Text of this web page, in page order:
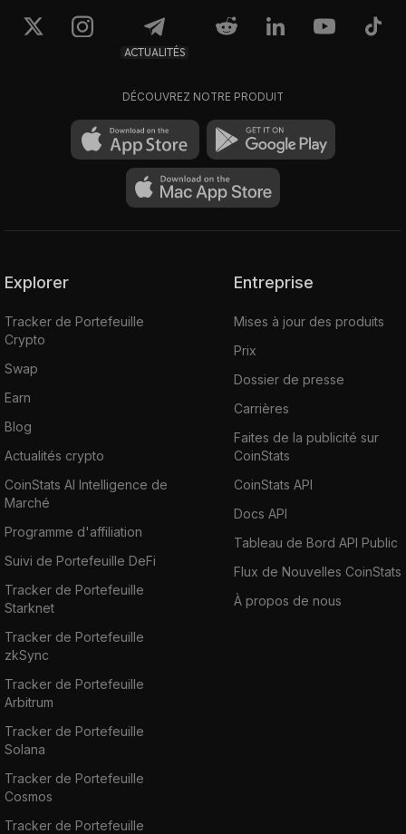
ACTUALITÉS
DÉCOUVREZ NOTRE PRODUIT
Explorer
Tracker de Portefeuille
Crypto
Swap
Earn
Blog
Actualités crypto
CoinStats AI Intelligence de
Marché
Programme d'affiliation
Suivi de Portefeuille DeFi
Tracker de Portefeuille
Starknet
Tracker de Portefeuille
zkSync
Tracker de Portefeuille
Arbitrum
Tracker de Portefeuille
Solana
Tracker de Portefeuille
Cosmos
Tracker de Portefeuille
Entreprise
Mises à jour des produits
Prix
Dossier de presse
Carrières
Faites de la publicité sur
CoinStats
CoinStats API
Docs API
Tableau de Bord API Public
Flux de Nouvelles CoinStats
À propos de nous